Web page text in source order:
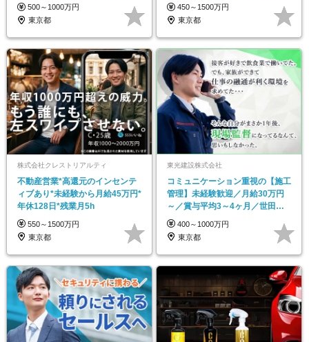
500～1000万円
東京都
450～1500万円
東京都
株式会社クレストリアルティ
不動産営業*高還元のインセンテ
ィブあり*未経験から月給45万円*
年休128日*残業月5h
550～1500万円
東京都
東光建設株式会社
コミュニケーション重視の【施工
管理】未経験歓迎／月給30万円
～／賞与平均3～4ヶ月／世田谷
エリア中心の安定企業
400～1000万円
東京都